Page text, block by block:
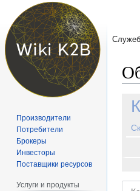
Производители
Потребители
Брокеры
Инвесторы
Поставщики ресурсов
Услуги и продукты